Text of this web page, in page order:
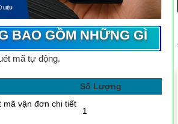
BAO GỒM NHỮNG GÌ
mã tự động.
Số Lượng
mã vận đơn chi tiết
1